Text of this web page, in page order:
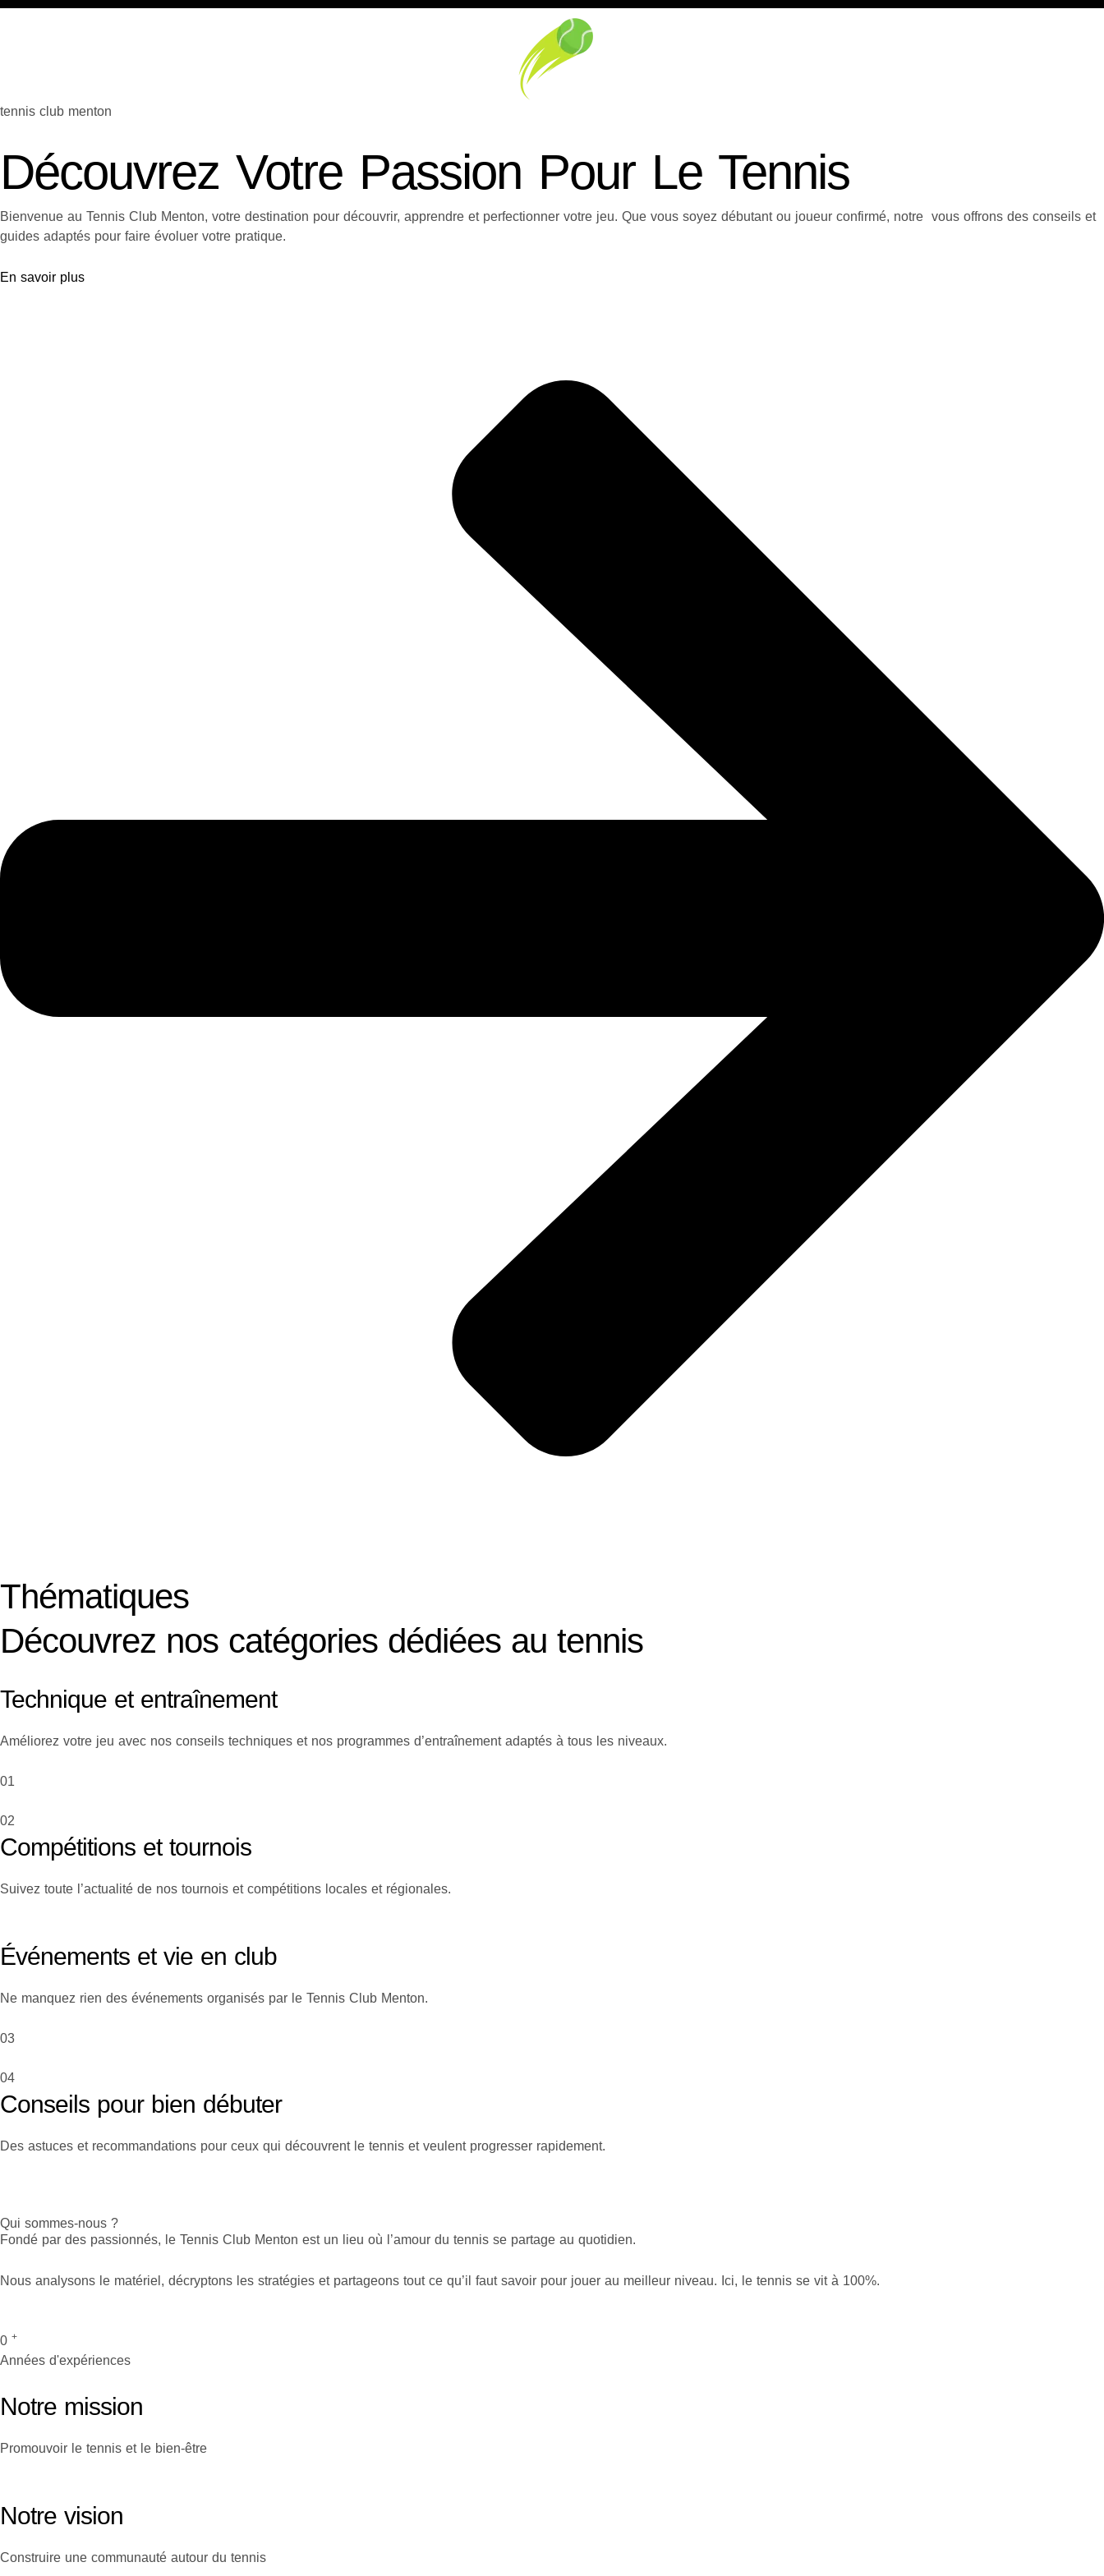
tennis club menton
Découvrez Votre Passion Pour Le Tennis
Bienvenue au Tennis Club Menton, votre destination pour découvrir, apprendre et perfectionner votre jeu. Que vous soyez débutant ou joueur confirmé, notre vous offrons des conseils et
guides adaptés pour faire évoluer votre pratique.
En savoir plus
Thématiques
Découvrez nos catégories dédiées au tennis
Technique et entraînement
Améliorez votre jeu avec nos conseils techniques et nos programmes d’entraînement adaptés à tous les niveaux.
01
02
Compétitions et tournois
Suivez toute l’actualité de nos tournois et compétitions locales et régionales.
Événements et vie en club
Ne manquez rien des événements organisés par le Tennis Club Menton.
03
04
Conseils pour bien débuter
Des astuces et recommandations pour ceux qui découvrent le tennis et veulent progresser rapidement.
Qui sommes-nous ?
Fondé par des passionnés, le Tennis Club Menton est un lieu où l’amour du tennis se partage au quotidien.
Nous analysons le matériel, décryptons les stratégies et partageons tout ce qu’il faut savoir pour jouer au meilleur niveau. Ici, le tennis se vit à 100%.
0 +
Années d'expériences
Notre mission
Promouvoir le tennis et le bien-être
Notre vision
Construire une communauté autour du tennis